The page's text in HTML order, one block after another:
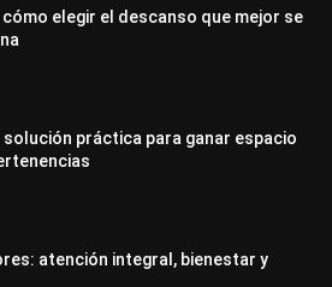
elegir el descanso que mejor se
práctica para ganar espacio
atención integral, bienestar y